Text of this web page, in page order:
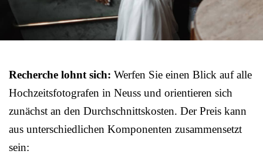
Recherche lohnt sich: Werfen Sie einen Blick auf alle
Hochzeitsfotografen in Neuss und orientieren sich
zunächst an den Durchschnittskosten. Der Preis kann
aus unterschiedlichen Komponenten zusammensetzt
sein: